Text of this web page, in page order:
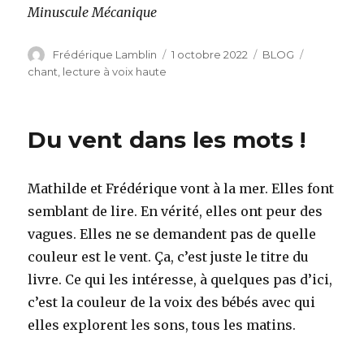
Minuscule Mécanique
Auteur
Frédérique Lamblin
Publié
1 octobre 2022 Catégories
BLOG
chant lecture à voix haute
Du vent dans les mots !
Mathilde et Frédérique vont à la mer. Elles font
semblant de lire. En vérité, elles ont peur des
vagues. Elles ne se demandent pas de quelle
couleur est le vent. Ça, c’est juste le titre du
livre. Ce qui les intéresse, à quelques pas d’ici,
c’est la couleur de la voix des bébés avec qui
elles explorent les sons, tous les matins.